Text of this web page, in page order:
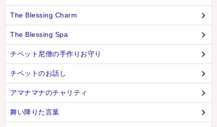
The Blessing Charm
The Blessing Spa
チベット尼僧の手作りお守り
チベットのお話し
アマナマナのチャリティ
舞い降りた言葉